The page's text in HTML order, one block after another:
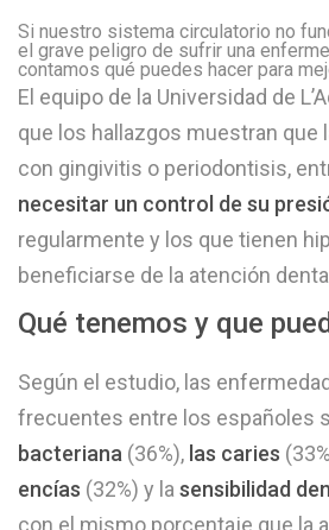
Si nuestro sistema circulatorio no
el grave peligro de sufrir una
contamos qué puedes hacer para
El equipo de la Universidad de
que los hallazgos muestran que
con gingivitis o periodontisis,
necesitar un control de su
regularmente y los que tienen
beneficiarse de la atención
Qué tenemos y que
Según el estudio, las
frecuentes entre los españoles
bacteriana (36%), las caries
encías (32%) y lasensibilidad